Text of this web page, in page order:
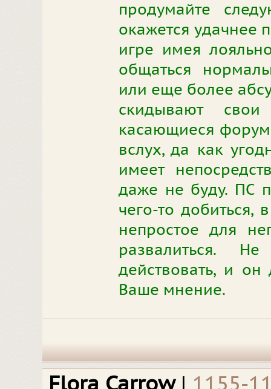
продумайте
окажется удачнее
игре имея
общаться
или еще более
скидывают
касающиеся
вслух, да как
имеет
даже не буду. ПС
чего-то
непростое для
развалиться.
действовать, и он
Ваше мнение.